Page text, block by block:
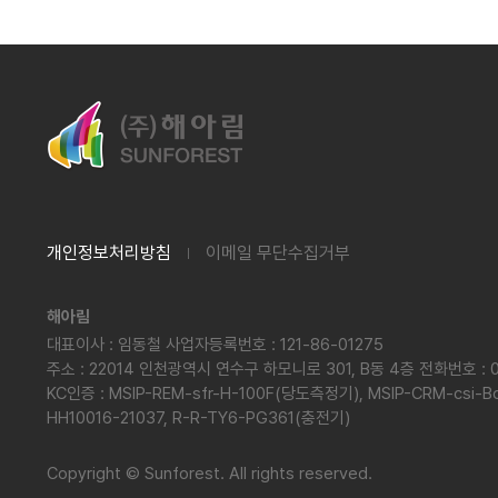
개인정보처리방침 이메일 무단수집거부
해아림
대표이사 : 임동철 사업자등록번호 : 121-86-01275
주소 : 22014 인천광역시 연수구 하모니로 301, B동 4층 전화번호
KC인증 : MSIP-REM-sfr-H-100F(당도측정기), MSIP-CRM-csi-
HH10016-21037, R-R-TY6-PG361(충전기)
Copyright © Sunforest. All rights reserved.